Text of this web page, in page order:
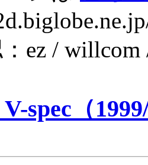
：ez /
spec（